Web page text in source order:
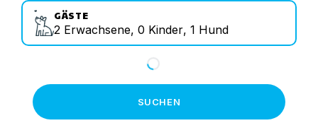
GÄSTE
2 Erwachsene, 0 Kinder, 1 Hund
SUCHEN